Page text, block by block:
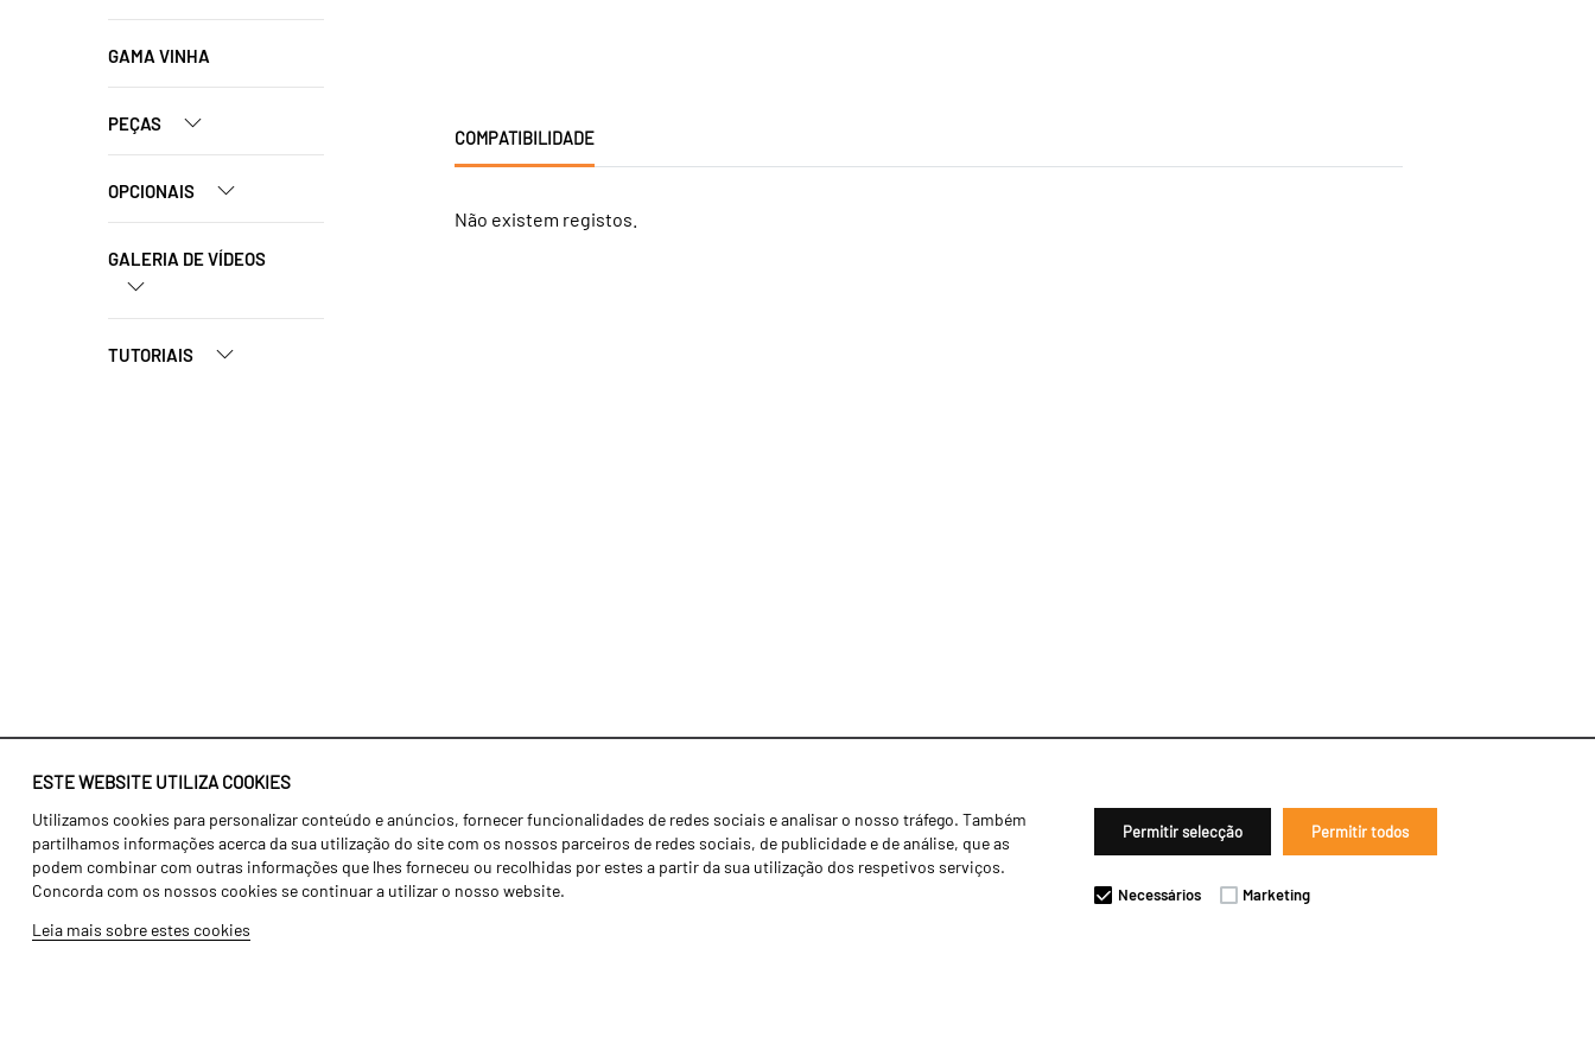
ESTE WEBSITE UTILIZA COOKIES
Utilizamos cookies para personalizar conteúdo e anúncios, fornecer funcionalidades de redes sociais e analisar o nosso tráfego. Também
partilhamos informações acerca da sua utilização do site com os nossos parceiros de redes sociais, de publicidade e de análise, que as
podem combinar com outras informações que lhes forneceu ou recolhidas por estes a partir da sua utilização dos respetivos serviços.
Concorda com os nossos cookies se continuar a utilizar o nosso website.
Leia mais sobre estes cookies
Permitir selecção Permitir todos
Necessários Marketing
GAMA VINHA
PEÇAS
OPCIONAIS
GALERIA DE VÍDEOS
TUTORIAIS
COMPATIBILIDADE
Não existem registos.
Identidade
História
Fábrica / Produção
Recursos Humanos
Agricultura
Transportes
Gama Floresta
Notícias
Concessionários